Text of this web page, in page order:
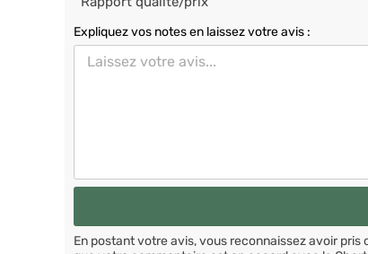
Expliquez vos notes en laissez votre avis :
En postant votre avis, vous reconnaissez avoir